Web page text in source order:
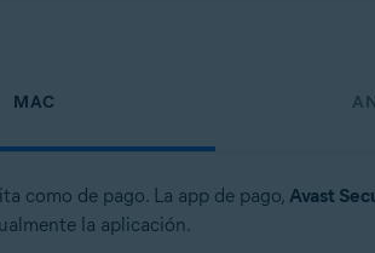
MAC
como de pago.La app de pago, Avast
la aplicación.